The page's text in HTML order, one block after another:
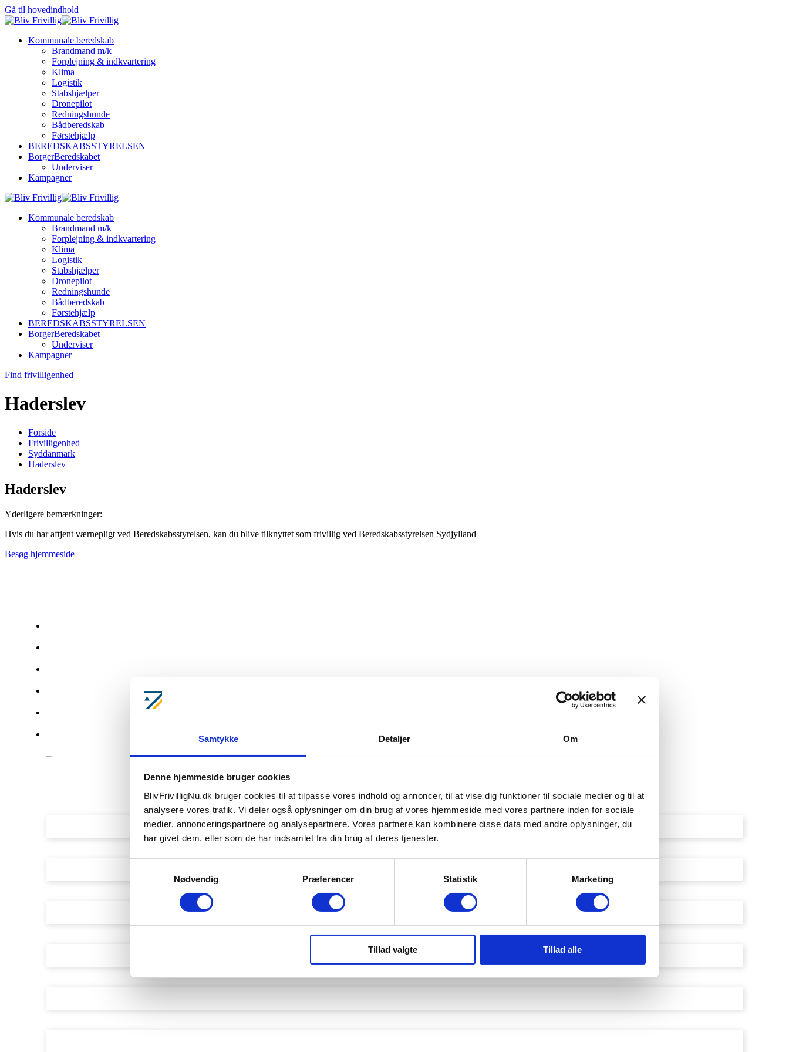
Samtykke Detaljer Om
Denne hjemmeside bruger cookies
BlivFrivilligNu.dk bruger cookies til at tilpasse vores indhold og annoncer, til at vise dig funktioner til sociale medier og til at
analysere vores trafik. Vi deler også oplysninger om din brug af vores hjemmeside med vores partnere inden for sociale
medier, annonceringspartnere og analysepartnere. Vores partnere kan kombinere disse data med andre oplysninger, du
har givet dem, eller som de har indsamlet fra din brug af deres tjenester.
Nødvendig
Præferencer Statistik Marketing
Tillad valgte Tillad alle
Gå til hovedindhold
Kommunale beredskab
Brandmand m/k
Forplejning & indkvartering
Klima
Logistik
Stabshjælper
Dronepilot
Redningshunde
Bådberedskab
Førstehjælp
BEREDSKABSSTYRELSEN
BorgerBeredskabet
Underviser
Kampagner
Kommunale beredskab
Brandmand m/k
Forplejning & indkvartering
Klima
Logistik
Stabshjælper
Dronepilot
Redningshunde
Bådberedskab
Førstehjælp
BEREDSKABSSTYRELSEN
BorgerBeredskabet
Underviser
Kampagner
Find frivilligenhed
Haderslev
Forside
Frivilligenhed
Syddanmark
Haderslev
Haderslev
Yderligere bemærkninger:
Hvis du har aftjent værnepligt ved Beredskabsstyrelsen, kan du blive tilknyttet som frivillig ved Beredskabsstyrelsen Sydjylland
Besøg hjemmeside
–